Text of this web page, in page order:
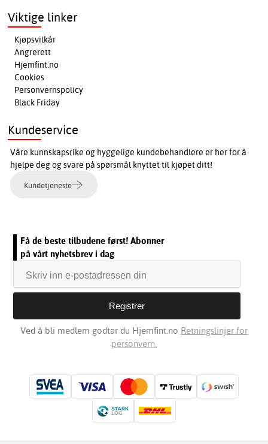
Viktige linker
Kjøpsvilkår
Angrerett
Hjemfint.no
Cookies
Personvernspolicy
Black Friday
Kundeservice
Våre kunnskapsrike og hyggelige kundebehandlere er her for å
hjelpe deg og svare på spørsmål knyttet til kjøpet ditt!
Kundetjeneste
Få de beste tilbudene først! Abonner
på vårt nyhetsbrev i dag
Ved å bli medlem godtar du Hjemfint.no Retningslinjer for
personvern.